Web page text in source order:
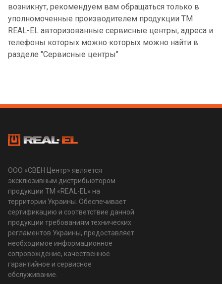
возникнут, рекомендуем вам обращаться только в
уполномоченные производителем продукции TM
REAL-EL авторизованные сервисные центры, адреса и
телефоны которых можно которых можно найти в
разделе "Сервисные центры"
ООО «СВЕН Центр» является
эксклюзивным дистрибьютором
продукции ТМ «REAL-EL» на
территории Украины. Обеспечивает
сертификацию и соответствие данной
продукции требованиям технических
регламентов Украины, предоставляет
необходимое информационное
сопровождение, качественное
гарантийное и сервисное
обслуживание.